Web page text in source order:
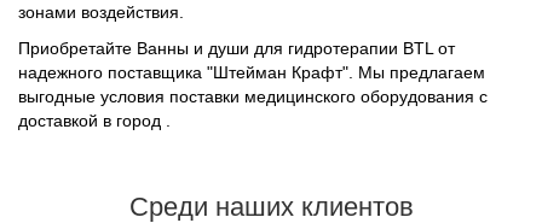
зонами воздействия.
Приобретайте Ванны и души для гидротерапии BTL от
надежного поставщика "Штейман Крафт". Мы предлагаем
выгодные условия поставки медицинского оборудования с
доставкой в город .
Среди наших клиентов